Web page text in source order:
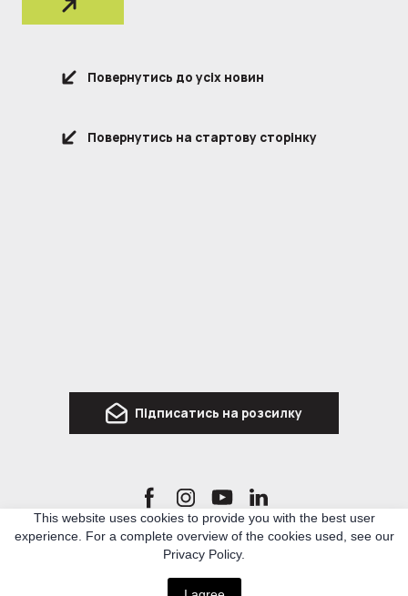
Повернутись до усіх новин
Повернутись на стартову сторінку
Підписатись на розсилку
Ro3kvit Urban Coalition for Ukraine is a network of Ukrainian and international experts
in architecture, urban planning and related topics, who united to develop knowledge
This website uses cookies to provide you with the best user
experience. For a complete overview of the cookies used, see our
Privacy Policy.